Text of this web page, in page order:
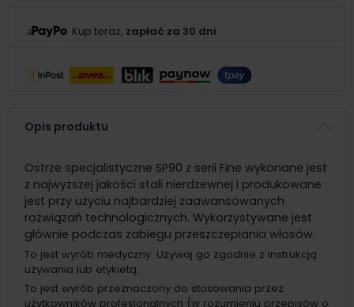
Kup teraz, zapłać za 30 dni
Opis produktu
Ostrze specjalistyczne SP90 z serii Fine wykonane jest
z najwyższej jakości stali nierdzewnej i produkowane
jest przy użyciu najbardziej zaawansowanych
rozwiązań technologicznych. Wykorzystywane jest
głównie podczas zabiegu przeszczepiania włosów.
To jest wyrób medyczny. Używaj go zgodnie z instrukcją
używania lub etykietą.
To jest wyrób przeznaczony do stosowania przez
użytkowników profesjonalnych (w rozumieniu przepisów o